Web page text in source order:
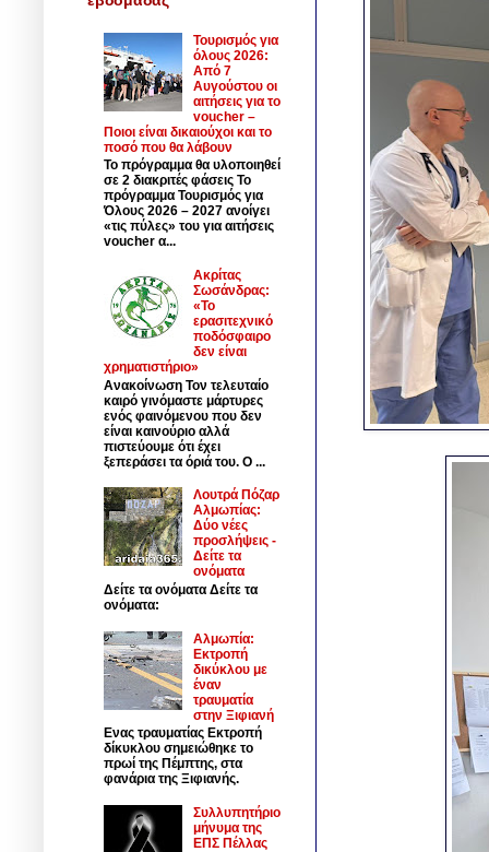
Τουρισμός για
όλους 2026:
Από 7
Αυγούστου οι
αιτήσεις για το
voucher –
Ποιοι είναι δικαιούχοι και το
ποσό που θα λάβουν
Το πρόγραμμα θα υλοποιηθεί
σε 2 διακριτές φάσεις Το
πρόγραμμα Τουρισμός για
Όλους 2026 – 2027 ανοίγει
«τις πύλες» του για αιτήσεις
voucher α...
Ακρίτας
Σωσάνδρας:
«Το
ερασιτεχνικό
ποδόσφαιρο
δεν είναι
χρηματιστήριο»
Ανακοίνωση Τον τελευταίο
καιρό γινόμαστε μάρτυρες
ενός φαινόμενου που δεν
είναι καινούριο αλλά
πιστεύουμε ότι έχει
ξεπεράσει τα όριά του. Ο ...
Λουτρά Πόζαρ
Αλμωπίας:
Δύο νέες
προσλήψεις -
Δείτε τα
ονόματα
Δείτε τα ονόματα Δείτε τα
ονόματα:
Αλμωπία:
Εκτροπή
δικύκλου με
έναν
τραυματία
στην Ξιφιανή
Ενας τραυματίας Εκτροπή
δίκυκλου σημειώθηκε το
πρωί της Πέμπτης, στα
φανάρια της Ξιφιανής.
Συλλυπητήριο
μήνυμα της
ΕΠΣ Πέλλας